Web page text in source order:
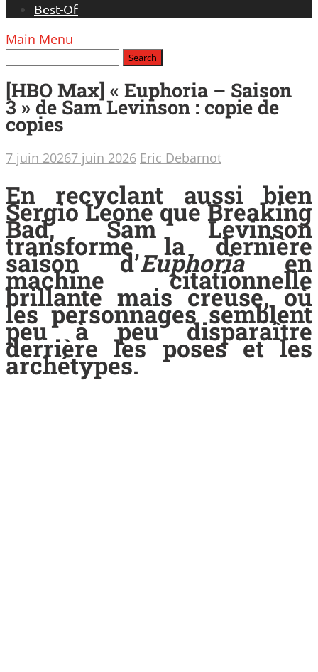
Best-Of
Main Menu
[HBO Max] « Euphoria – Saison
3 » de Sam Levinson : copie de
copies
7 juin 20267 juin 2026 Eric Debarnot
En recyclant aussi bien
Sergio Leone que Breaking
Bad, Sam Levinson
transforme la dernière
saison d’Euphoriaen
machine citationnelle
brillante mais creuse, où
les personnages semblent
peu à peu disparaître
derrière les poses et les
archétypes.